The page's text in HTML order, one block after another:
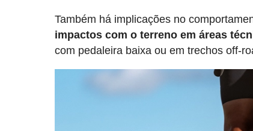
Também há implicações no
impactos com o terreno em áreas
com pedaleira baixa ou em trechos off-